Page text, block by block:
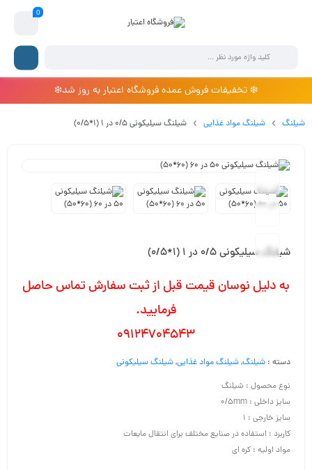
0
❄️ تخفیفات فروش عمده فروشگاه اعتبار به روز شد❄️
شیلنگ شیلنگ مواد غذایی شیلنگ سیلیکونی 0/5 در 1 (1*0/5)
شیلنگ سیلیکونی 0/5 در 1 (1*0/5)
به دلیل نوسان قیمت قبل از ثبت سفارش تماس حاصل
فرمایید.
09124704543
دسته : شیلنگ,شیلنگ مواد غذایی,شیلنگ سیلیکونی
نوع محصول : شیلنگ
سایز داخلی : 0/5mm
سایز خارجی : 1
کاربرد : استفاده در صنایع مختلف برای انتقال مایعات
مواد اولیه : کره ای